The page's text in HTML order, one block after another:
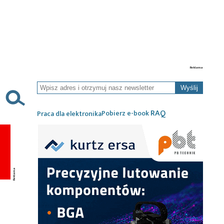
Wyślij
Praca dla elektronikaPobierz e-bookRAQ